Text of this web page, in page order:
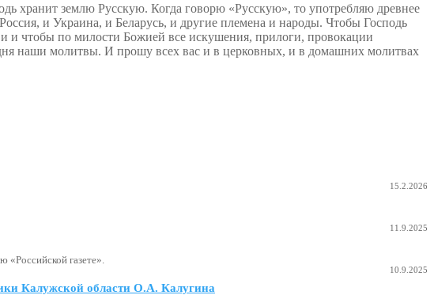
хранит землю Русскую. Когда говорю «Русскую», то употребляю древнее
и Украина, и Беларусь, и другие племена и народы. Чтобы Господь
и чтобы по милости Божией все искушения, прилоги, провокации
наши молитвы. И прошу всех вас и в церковных, и в домашних молитвах
15.2.2026
11.9.2025
газете».
10.9.2025
Калужской области О.А. Калугина